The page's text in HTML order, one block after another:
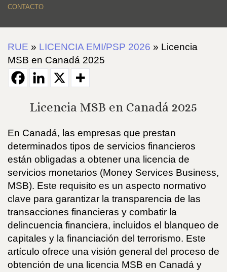
CONTACTO
RUE » LICENCIA EMI/PSP 2026 » Licencia
MSB en Canadá 2025
Licencia MSB en Canadá 2025
En Canadá, las empresas que prestan
determinados tipos de servicios financieros
están obligadas a obtener una licencia de
servicios monetarios (Money Services Business,
MSB). Este requisito es un aspecto normativo
clave para garantizar la transparencia de las
transacciones financieras y combatir la
delincuencia financiera, incluidos el blanqueo de
capitales y la financiación del terrorismo. Este
artículo ofrece una visión general del proceso de
obtención de una licencia MSB en Canadá y